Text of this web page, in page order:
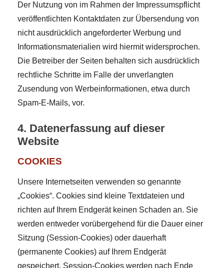
Der Nutzung von im Rahmen der Impressumspflicht
veröffentlichten Kontaktdaten zur Übersendung von
nicht ausdrücklich angeforderter Werbung und
Informationsmaterialien wird hiermit widersprochen.
Die Betreiber der Seiten behalten sich ausdrücklich
rechtliche Schritte im Falle der unverlangten
Zusendung von Werbeinformationen, etwa durch
Spam-E-Mails, vor.
4. Datenerfassung auf dieser
Website
COOKIES
Unsere Internetseiten verwenden so genannte
„Cookies“. Cookies sind kleine Textdateien und
richten auf Ihrem Endgerät keinen Schaden an. Sie
werden entweder vorübergehend für die Dauer einer
Sitzung (Session-Cookies) oder dauerhaft
(permanente Cookies) auf Ihrem Endgerät
gespeichert. Session-Cookies werden nach Ende